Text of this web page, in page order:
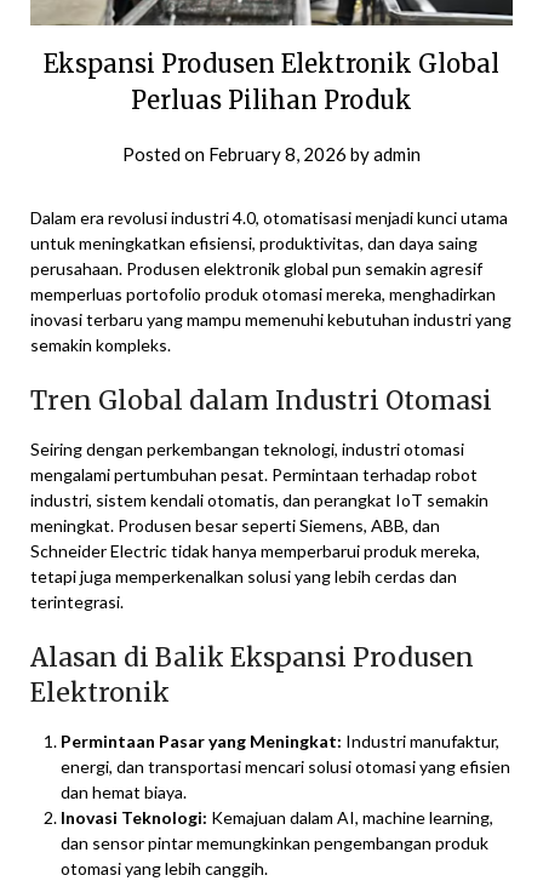
Ekspansi Produsen Elektronik Global
Perluas Pilihan Produk
Posted on February 8, 2026 byadmin
Dalam era revolusi industri 4.0, otomatisasi menjadi kunci utama
untuk meningkatkan efisiensi, produktivitas, dan daya saing
perusahaan. Produsen elektronik global pun semakin agresif
memperluas portofolio produk otomasi mereka, menghadirkan
inovasi terbaru yang mampu memenuhi kebutuhan industri yang
semakin kompleks.
Tren Global dalam Industri Otomasi
Seiring dengan perkembangan teknologi, industri otomasi
mengalami pertumbuhan pesat. Permintaan terhadap robot
industri, sistem kendali otomatis, dan perangkat IoT semakin
meningkat. Produsen besar seperti Siemens, ABB, dan
Schneider Electric tidak hanya memperbarui produk mereka,
tetapi juga memperkenalkan solusi yang lebih cerdas dan
terintegrasi.
Alasan di Balik Ekspansi Produsen
Elektronik
Permintaan Pasar yang Meningkat: Industri manufaktur,
energi, dan transportasi mencari solusi otomasi yang efisien
dan hemat biaya.
Inovasi Teknologi: Kemajuan dalam AI, machine learning,
dan sensor pintar memungkinkan pengembangan produk
otomasi yang lebih canggih.